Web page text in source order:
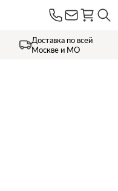
Доставка по всей
Москве и МО